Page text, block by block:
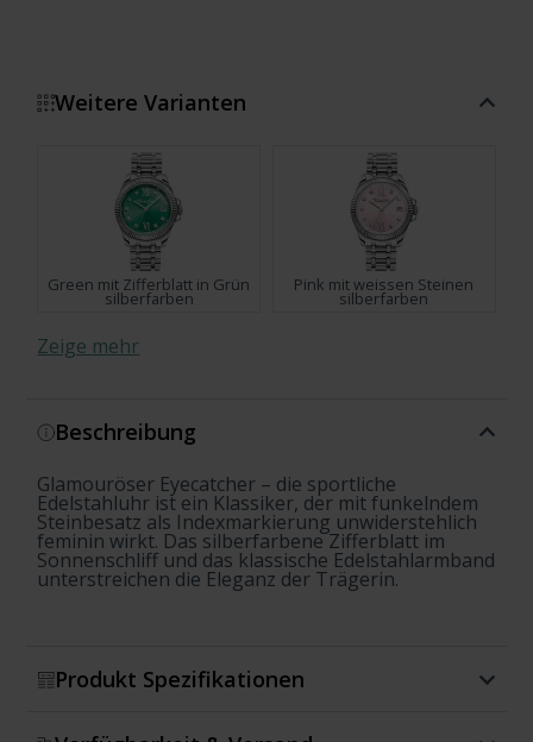
Weitere Varianten
Green mit Zifferblatt in Grün
silberfarben
Pink mit weissen Steinen
silberfarben
Steinen Silber
Silver mit schwarzem
Zifferblatt und weissen
Steinen Silber
Burgundy mit weinrotem
Zifferblatt und weissen
Steinen Silber
Zeige mehr
Beschreibung
Glamouröser Eyecatcher – die sportliche
Edelstahluhr ist ein Klassiker, der mit funkelndem
Steinbesatz als Indexmarkierung unwiderstehlich
feminin wirkt. Das silberfarbene Zifferblatt im
Sonnenschliff und das klassische Edelstahlarmband
unterstreichen die Eleganz der Trägerin.
Produkt Spezifikationen